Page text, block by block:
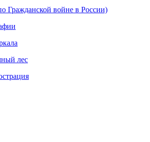
Гражданской войне в России)
лес